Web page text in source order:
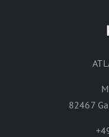
82467